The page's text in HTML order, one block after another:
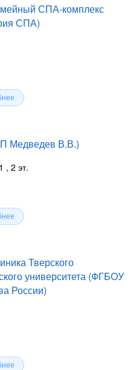
СПА-комплекс
СПА)
Медведев В.В.)
, 2 эт.
Тверского
университета (ФГБОУ
России)